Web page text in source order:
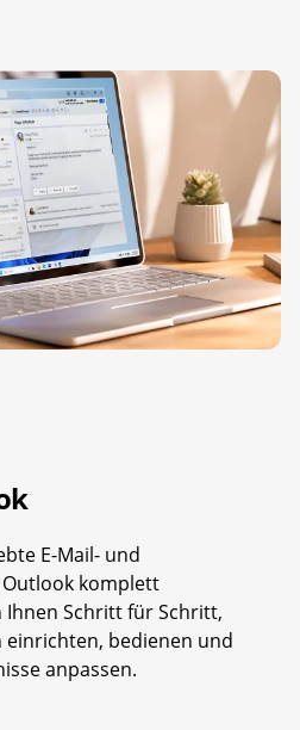
E-Mail- und
komplett
Schritt für Schritt,
einrichten, bedienen und
anpassen.